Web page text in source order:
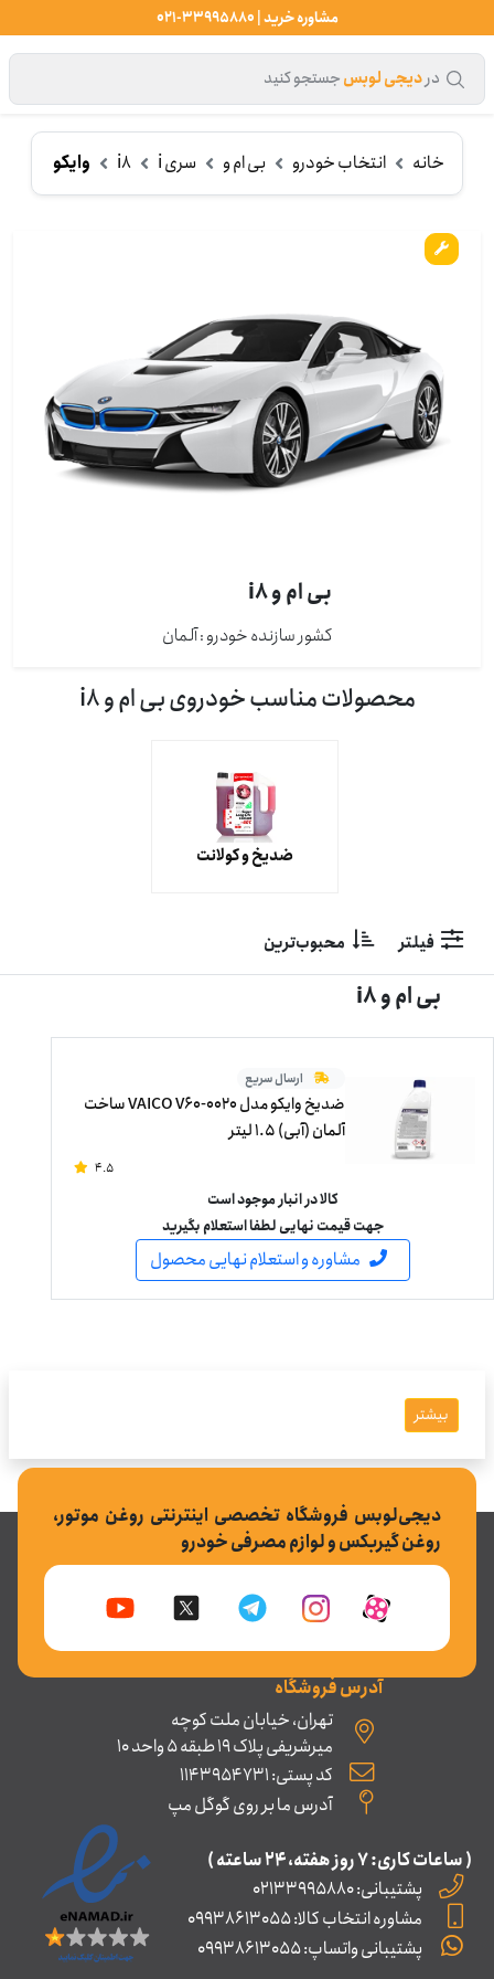
مشاوره خرید | 33995880-021
دردیجی لوبسجستجو کنید
خانه انتخاب خودرو بی ام و سری i i8 وایکو
بی ام و i8
کشور سازنده خودرو : آلمان
محصولات مناسب خودروی بی ام و i8
ضدیخ و کولانت
فیلتر محبوب‌ترین
بی ام و i8
ارسال سریع
ضدیخ وایکو مدل VAICO V60-0020 ساخت
آلمان (آبی) 1.5 لیتر
4.5
کالا در انبار موجود است
جهت قیمت نهایی لطفا استعلام بگیرید
مشاوره و استعلام نهایی محصول
بیشتر
دیجی‌لوبس فروشگاه تخصصی اینترنتی روغن موتور،
روغن گیربکس و لوازم مصرفی خودرو
آدرس فروشگاه
تهران، خیابان ملت کوچه
میرشریفی پلاک 19 طبقه 5 واحد 10
کد پستی: 1143954731
آدرس ما بر روی گوگل مپ
( ساعات کاری: ۷ روز ﻫﻔﺘﻪ، ۲۴ ﺳﺎﻋﺘﻪ )
پشتیبانی: 02133995880
مشاوره انتخاب کالا: 09938613055
پشتیبانی واتساپ: 09938613055